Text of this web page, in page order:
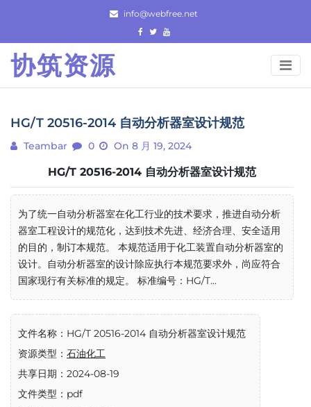
content
info@webfree.net
协筑资源
HG/T 20516-2014 自动分析器室设计规范
Teambar 0 On 8 月 19, 2024
HG/T 20516-2014 自动分析器室设计规范
为了统一自动分析器室在化工行业的技术要求，推进自动分析
器室工程设计的规范化，达到技术先进、经济合理、安全适用
的目的，制订本规范。 本规范适用于化工装置自动分析器室的
设计。自动分析器室的设计除应执行本规范要求外，尚应符合
国家现行有关标准的规定。 标准编号：HG/T...
文件名称：HG/T 20516-2014 自动分析器室设计规范
资源类型： 石油化工
共享日期：2024-08-19
文件类型：pdf